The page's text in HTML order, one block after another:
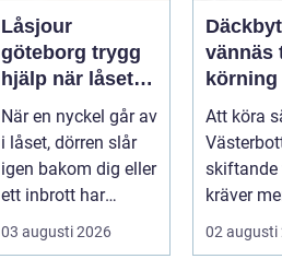
Låsjour
göteborg trygg
hjälp när låset
krånglar
När en nyckel går av
i låset, dörren slår
igen bakom dig eller
ett inbrott har
skadat dörr och
karm,...
03 augusti 2026
vännäs trygg
körning
runt
Att köra
skiftande
kräver
ett
pålitlig bil.
02 augusti